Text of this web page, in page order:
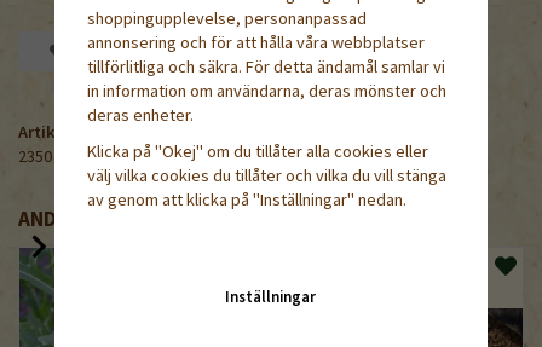
Spara som favorit
Artikelnummer:
2350
ANDRA KÖPTE ÄVEN
shoppingupplevelse, personanpassad
annonsering och för att hålla våra webbplatser
tillförlitliga och säkra. För detta ändamål samlar vi
in information om användarna, deras mönster och
deras enheter.
Klicka på "Okej" om du tillåter alla cookies eller
välj vilka cookies du tillåter och vilka du vill stänga
av genom att klicka på "Inställningar" nedan.
Inställningar